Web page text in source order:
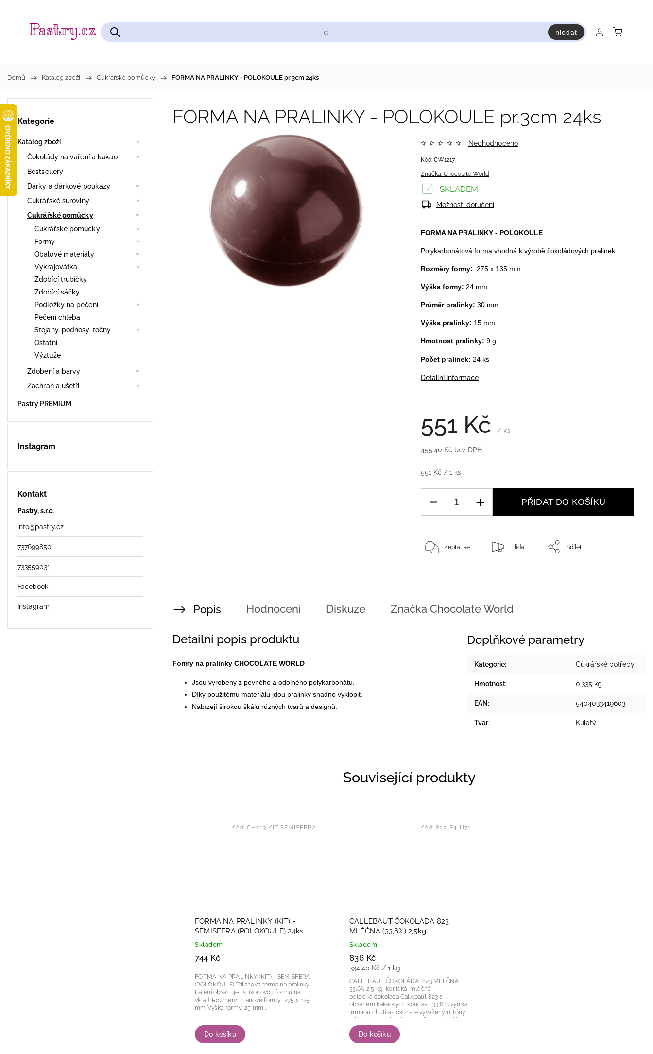
hledat
Domů / Katalog zboží / Cukrářské pomůcky / FORMA NA PRALINKY - POLOKOULE pr.3cm 24ks
Kategorie
Katalog zboží
Čokolády na vaření a kakao
Bestsellery
Dárky a dárkové poukazy
Cukrářské suroviny
Cukrářské pomůcky
Cukrářské pomůcky
Formy
Obalové materiály
Vykrajovátka
Zdobící trubičky
Zdobící sáčky
Podložky na pečení
Pečení chleba
Stojany, podnosy, točny
Ostatní
Výztuže
Zdobení a barvy
Zachraň a ušetři
Pastry PREMIUM
Instagram
Kontakt
Pastry, s.r.o.
info@pastry.cz
737699850
733559031
Facebook
Instagram
FORMA NA PRALINKY - POLOKOULE pr.3cm 24ks
Značka: Chocolate World
Neohodnoceno
551 Kč / ks
455,40 Kč bez DPH
551 Kč / 1 ks
Kód: CW1217
FORMA NA PRALINKY - POLOKOULE
Polykarbonátová forma vhodná k výrobě čokoládových pralinek.
Rozměry formy: 275 x 135 mm
Výška formy: 24 mm
Průměr pralinky: 30 mm
Výška pralinky: 15 mm
Hmotnost pralinky: 9 g
Počet pralinek: 24 ks
Detailní informace
SKLADEM
Možnosti doručení
PŘIDAT DO KOŠÍKU
Zeptat se Hlídat Sdílet
Popis Hodnocení Diskuze Značka Chocolate World
Detailní popis produktu
Formy na pralinky CHOCOLATE WORLD
Jsou vyrobeny z pevného a odolného polykarbonátu.
Díky použitému materiálu jdou pralinky snadno vyklopit.
Nabízejí širokou škálu různých tvarů a designů.
Doplňkové parametry
Kategorie: Cukrářské potřeby
Hmotnost: 0.335 kg
EAN : 5404033419603
Tvar: Kulatý
Související produkty
FORMA NA PRALINKY (KIT) -
SEMISFERA (POLOKOULE) 24ks
Skladem
744 Kč
Do košíku
FORMA NA PRALINKY (KIT) - SEMISFERA
(POLOKOULE) Tritanová forma na pralinky.
Balení obsahuje i silikonovou formu na
vklad. Rozměry tritanové formy: 275 x 175
mm Výška formy: 25 mm...
Kód: CH013 KIT SEMISFERA
CALLEBAUT ČOKOLÁDA 823
MLÉČNÁ (33,6%) 2,5kg
Skladem
836 Kč
334,40 Kč / 1 kg
Do košíku
CALLEBAUT ČOKOLÁDA 823 MLÉČNÁ
33,6% 2,5 kg Ikonická mléčná
belgická čokoláda Callebaut 823 s
obsahem kakaových součástí 33,6 % vyniká
jemnou chutí a dokonale vyváženými tóny
čokoládové...
Kód: 823-E4-U71